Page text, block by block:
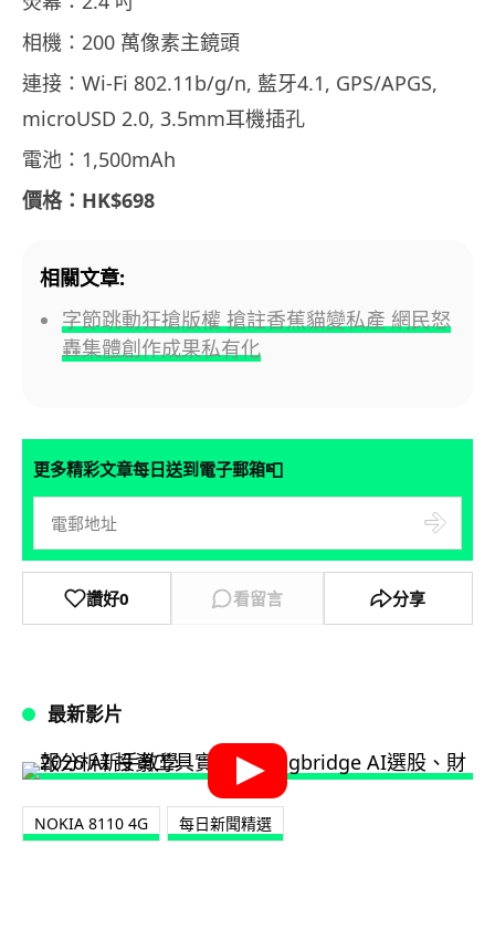
相機：200 萬像素主鏡頭
連接：Wi-Fi 802.11b/g/n, 藍牙4.1, GPS/APGS,
microUSD 2.0, 3.5mm耳機插孔
電池：1,500mAh
價格：HK$698
相關文章:
字節跳動狂搶版權 搶註香蕉貓變私產 網民怒
轟集體創作成果私有化
更多精彩文章每日送到電子郵箱📮
讚好0 看留言 分享
最新影片
NOKIA 8110 4G 每日新聞精選